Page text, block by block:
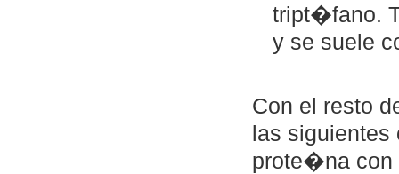
tript�fano.
y se suele
Con el resto
las siguientes
prote�na con